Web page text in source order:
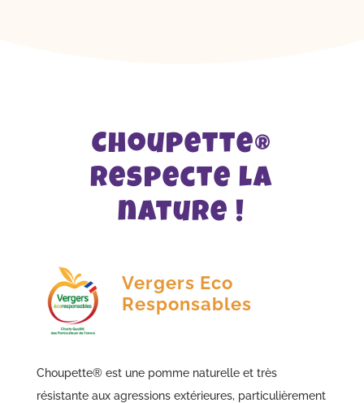
Choupette®
respecte la
nature !
Vergers Eco
Responsables
Choupette® est une pomme naturelle et très
résistante aux agressions extérieures, particulièrement